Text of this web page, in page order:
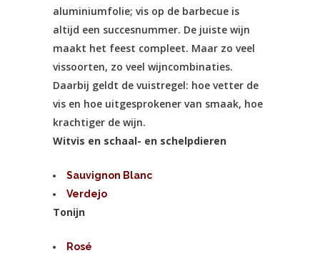
aluminiumfolie; vis op de barbecue is
altijd een succesnummer. De juiste wijn
maakt het feest compleet. Maar zo veel
vissoorten, zo veel wijncombinaties.
Daarbij geldt de vuistregel: hoe vetter de
vis en hoe uitgesprokener van smaak, hoe
krachtiger de wijn.
Witvis en schaal- en schelpdieren
Sauvignon Blanc
Verdejo
Tonijn
Rosé